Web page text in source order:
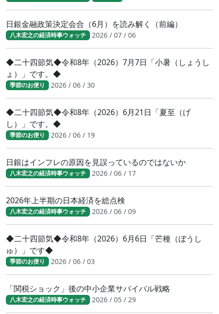
日銀金融政策決定会合（6月）を読み解く（前編）
八木宏之の経済時事ウォッチ 2026 / 07 / 06
◆二十四節気◆令和8年（2026）7月7日「小暑（しょうし
ょ）」です。◆
季節のお便り 2026 / 06 / 30
◆二十四節気◆令和8年（2026）6月21日「夏至（げ
し）」です。◆
季節のお便り 2026 / 06 / 19
日銀はインフレの原因を見誤っているのではないか
八木宏之の経済時事ウォッチ 2026 / 06 / 17
2026年上半期の日本経済を総点検
八木宏之の経済時事ウォッチ 2026 / 06 / 09
◆二十四節気◆令和8年（2026）6月6日「芒種（ぼうし
ゅ）」です◆
季節のお便り 2026 / 06 / 03
「関税ショック」後の中小企業サバイバル戦略
八木宏之の経済時事ウォッチ 2026 / 05 / 29